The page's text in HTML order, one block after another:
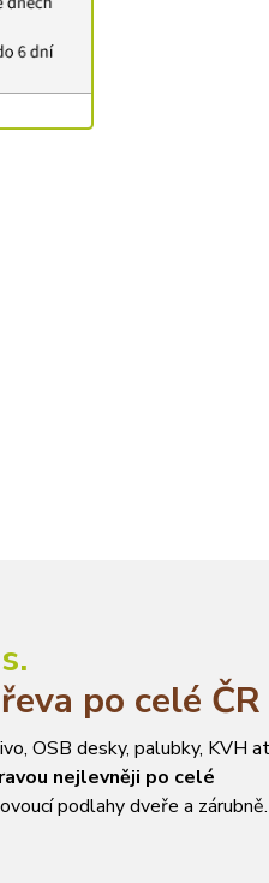
po celé ČR
OSB desky, palubky, KVH
nejlevněji po celé
podlahy dveře a zárubně.